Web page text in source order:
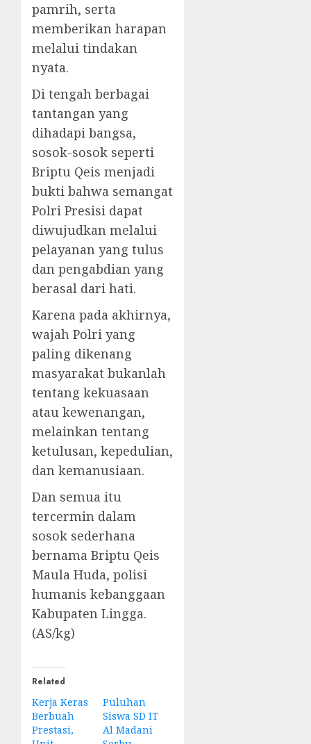
pamrih, serta
memberikan harapan
melalui tindakan
nyata.
Di tengah berbagai
tantangan yang
dihadapi bangsa,
sosok-sosok seperti
Briptu Qeis menjadi
bukti bahwa semangat
Polri Presisi dapat
diwujudkan melalui
pelayanan yang tulus
dan pengabdian yang
berasal dari hati.
Karena pada akhirnya,
wajah Polri yang
paling dikenang
masyarakat bukanlah
tentang kekuasaan
atau kewenangan,
melainkan tentang
ketulusan, kepedulian,
dan kemanusiaan.
Dan semua itu
tercermin dalam
sosok sederhana
bernama Briptu Qeis
Maula Huda, polisi
humanis kebanggaan
Kabupaten Lingga.
(AS/kg)
Related
Kerja Keras
Berbuah
Prestasi,
Puluhan
Siswa SD IT
Al Madani